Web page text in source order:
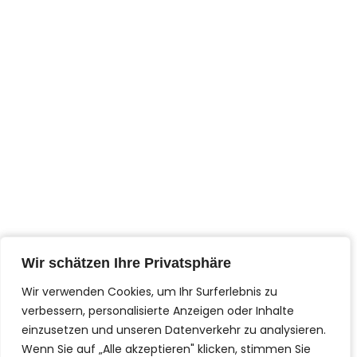
Wir schätzen Ihre Privatsphäre
Wir verwenden Cookies, um Ihr Surferlebnis zu
verbessern, personalisierte Anzeigen oder Inhalte
einzusetzen und unseren Datenverkehr zu analysieren.
Wenn Sie auf „Alle akzeptieren" klicken, stimmen Sie
Wir schätzen Ihre Privatsphäre
Wir verwenden Cookies, um Ihr Surferlebnis zu
verbessern, personalisierte Anzeigen oder Inhalte
einzusetzen und unseren Datenverkehr zu analysieren.
Wenn Sie auf „Alle akzeptieren" klicken, stimmen Sie
Serkan Sari
I
s
t
a
g
r
a
F
c
b
o
o
k
Contact us!
Write us or call us